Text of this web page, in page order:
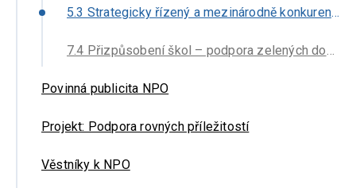
5.3 Strategicky řízený a mezinárodně konkurenceschopný ekosystém výzkumu, vývoje a inovací
7.4 Přizpůsobení škol – podpora zelených dovedností a udržitelnosti na vysokých školách (REPOWEREU)
Povinná publicita NPO
Projekt: Podpora rovných příležitostí
Věstníky k NPO